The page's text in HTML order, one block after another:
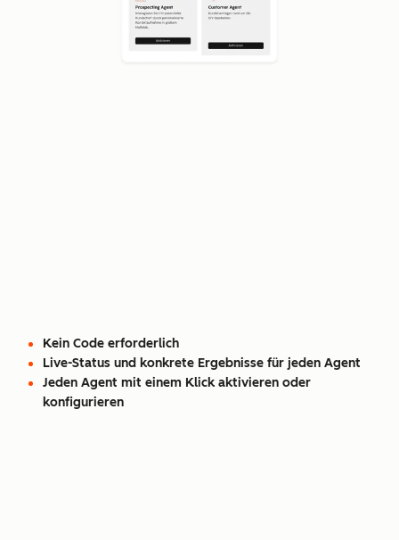
Kein Code erforderlich
Live-Status und konkrete Ergebnisse für jeden Agent
Jeden Agent mit einem Klick aktivieren oder
konfigurieren